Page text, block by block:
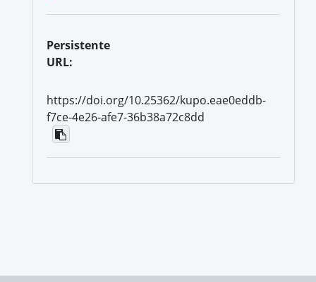
Persistente
URL:
https://doi.org/10.25362/kupo.eae0eddb-
f7ce-4e26-afe7-36b38a72c8dd